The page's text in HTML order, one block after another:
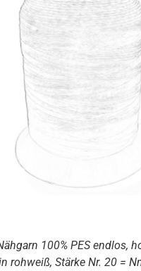
100% PES endlos,
rohweiß, Stärke Nr. 20 =